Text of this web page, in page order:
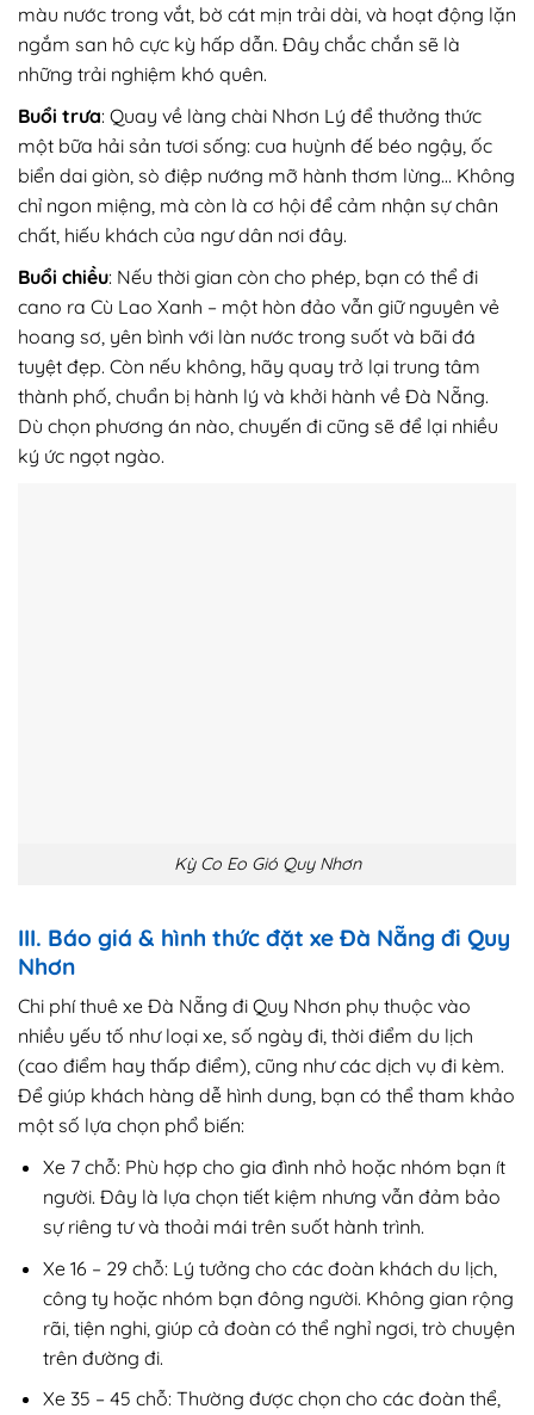
màu nước trong vắt, bờ cát mịn trải dài, và hoạt động lặn
ngắm san hô cực kỳ hấp dẫn. Đây chắc chắn sẽ là
những trải nghiệm khó quên.
Buổi trưa: Quay về làng chài Nhơn Lý để thưởng thức
một bữa hải sản tươi sống: cua huỳnh đế béo ngậy, ốc
biển dai giòn, sò điệp nướng mỡ hành thơm lừng… Không
chỉ ngon miệng, mà còn là cơ hội để cảm nhận sự chân
chất, hiếu khách của ngư dân nơi đây.
Buổi chiều: Nếu thời gian còn cho phép, bạn có thể đi
cano ra Cù Lao Xanh – một hòn đảo vẫn giữ nguyên vẻ
hoang sơ, yên bình với làn nước trong suốt và bãi đá
tuyệt đẹp. Còn nếu không, hãy quay trở lại trung tâm
thành phố, chuẩn bị hành lý và khởi hành về Đà Nẵng.
Dù chọn phương án nào, chuyến đi cũng sẽ để lại nhiều
ký ức ngọt ngào.
Kỳ Co Eo Gió Quy Nhơn
III. Báo giá & hình thức đặt xe Đà Nẵng đi Quy
Nhơn
Chi phí thuê xe Đà Nẵng đi Quy Nhơn phụ thuộc vào
nhiều yếu tố như loại xe, số ngày đi, thời điểm du lịch
(cao điểm hay thấp điểm), cũng như các dịch vụ đi kèm.
Để giúp khách hàng dễ hình dung, bạn có thể tham khảo
một số lựa chọn phổ biến:
Xe 7 chỗ: Phù hợp cho gia đình nhỏ hoặc nhóm bạn ít
người. Đây là lựa chọn tiết kiệm nhưng vẫn đảm bảo
sự riêng tư và thoải mái trên suốt hành trình.
Xe 16 – 29 chỗ: Lý tưởng cho các đoàn khách du lịch,
công ty hoặc nhóm bạn đông người. Không gian rộng
rãi, tiện nghi, giúp cả đoàn có thể nghỉ ngơi, trò chuyện
trên đường đi.
Xe 35 – 45 chỗ: Thường được chọn cho các đoàn thể,